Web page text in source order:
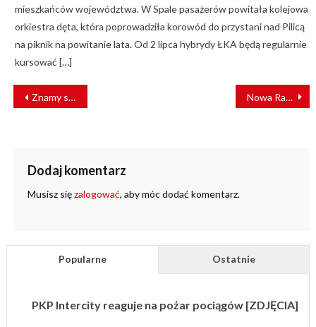
mieszkańców województwa. W Spale pasażerów powitała kolejowa
orkiestra dęta, która poprowadziła korowód do przystani nad Pilicą
na piknik na powitanie lata. Od 2 lipca hybrydy ŁKA będą regularnie
kursować […]
NAWIGACJA
WPISU
Znamy skład tymczasowego Zarządu PKP Polskich Linii Kolejowych Nowa Rada Nadzorcza w PKP Polskich Liniach Kolejowych S.A.
Dodaj komentarz
Musisz sięzalogować, aby móc dodać komentarz.
Popularne Ostatnie
PKP Intercity reaguje na pożar pociągów [ZDJĘCIA]